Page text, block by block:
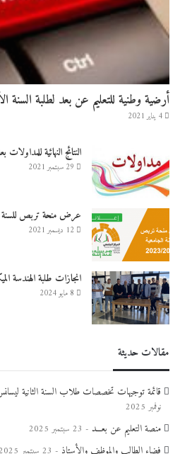
أرضية وطنية للتعليم عن بعد لطلبة السنة
4 يناير 2021
النتائج النهائية
29 سبتمبر 2021
عرض منحة تربص للسنة
12 ديسمبر 2021
انجازات طلبة الهندسة
8 مايو 2024
مقالات حديثة
قائمة توجيهات تخصصات طلاب السنة الثانية ليسانس للسنة
نوفمبر 2025
منصة التعليم عن بعـــد 23 سبتمبر 2025